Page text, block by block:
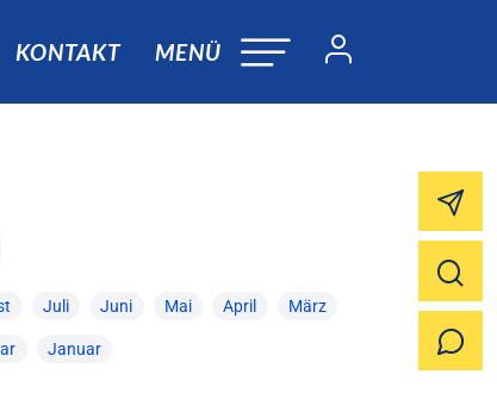
KONTAKT MENÜ
Juli Juni Mai April März
Januar